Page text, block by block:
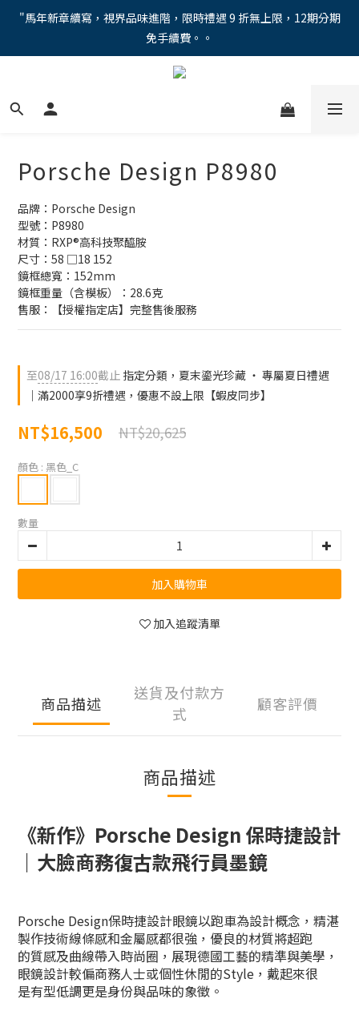
"馬年新章續寫，視界品味進階，限時禮遇 9 折無上限，12期分期
免手續費。。
"馬年新章續寫，視界品味進階，限時禮遇 9 折無上限，12期分期
免手續費。。
全新上市【全視線第九代變色鏡片GEN S】，門市配鏡享限時體驗
"馬年新章續寫，視界品味進階，限時禮遇 9 折無上限，12期分期
Porsche Design P8980
品牌：Porsche Design
型號：P8980
材質：RXP®高科技聚醯胺
尺寸：58 □18 152
鏡框總寬：152mm
鏡框重量（含模板）：28.6克
售服：【授權指定店】完整售後服務
至08/17 16:00截止 指定分類，夏末鎏光珍藏 ‧ 專屬夏日禮遇
｜滿2000享9折禮遇，優惠不設上限【蝦皮同步】
NT$16,500 NT$20,625
顏色 : 黑色_C
數量
加入購物車
加入追蹤清單
商品描述
送貨及付款方
式
顧客評價
商品描述
《新作》Porsche Design 保時捷設計
｜大臉商務復古款飛行員墨鏡
Porsche Design保時捷設計眼鏡以跑車為設計概念，精湛
製作技術線條感和金屬感都很強，優良的材質將超跑
的質感及曲線帶入時尚圈，展現德國工藝的精準與美學，
眼鏡設計較偏商務人士或個性休閒的Style，戴起來很
是有型低調更是身份與品味的象徵。